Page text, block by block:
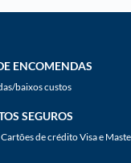
ENCOMENDAS
baixos custos
SEGUROS
de crédito Visa e